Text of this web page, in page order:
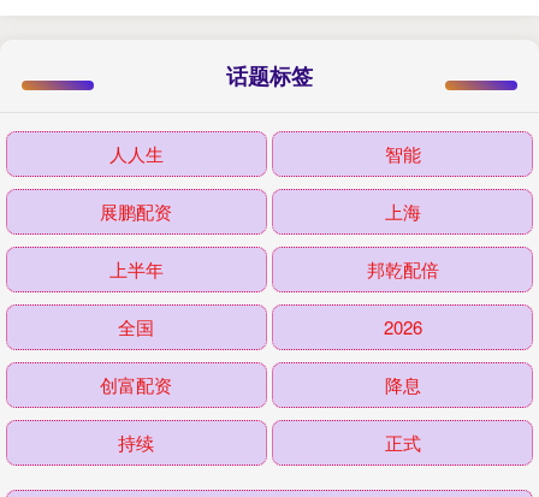
话题标签
人人生 智能
展鹏配资 上海
上半年 邦乾配倍
全国 2026
创富配资 降息
持续 正式